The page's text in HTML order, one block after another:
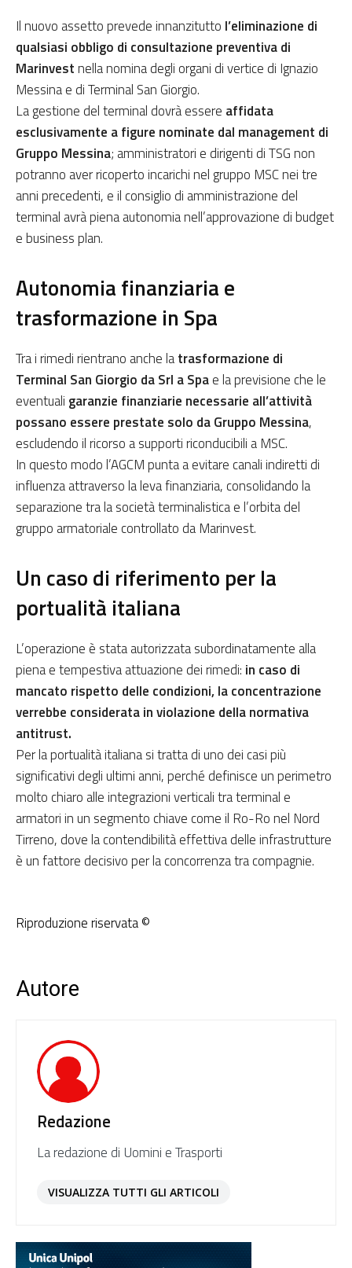
Il nuovo assetto prevede innanzitutto l’eliminazione di
qualsiasi obbligo di consultazione preventiva di
Marinvestnella nomina degli organi di vertice di Ignazio
Messina e di Terminal San Giorgio.
La gestione del terminal dovrà essere affidata
esclusivamente a figure nominate dal management di
Gruppo Messina; amministratori e dirigenti di TSG non
potranno aver ricoperto incarichi nel gruppo MSC nei tre
anni precedenti, e il consiglio di amministrazione del
terminal avrà piena autonomia nell’approvazione di budget
e business plan.
Autonomia finanziaria e
trasformazione in Spa
Tra i rimedi rientrano anche latrasformazione di
Terminal San Giorgio da Srl a Spae la previsione che le
eventuali garanzie finanziarie necessarie all’attività
possano essere prestate solo da Gruppo Messina,
escludendo il ricorso a supporti riconducibili a MSC.
In questo modo l’AGCM punta a evitare canali indiretti di
influenza attraverso la leva finanziaria, consolidando la
separazione tra la società terminalistica e l’orbita del
gruppo armatoriale controllato da Marinvest.
Un caso di riferimento per la
portualità italiana
L’operazione è stata autorizzata subordinatamente alla
piena e tempestiva attuazione dei rimedi: in caso di
mancato rispetto delle condizioni, la concentrazione
verrebbe considerata in violazione della normativa
antitrust.
Per la portualità italiana si tratta di uno dei casi più
significativi degli ultimi anni, perché definisce un perimetro
molto chiaro alle integrazioni verticali tra terminal e
armatori in un segmento chiave come il Ro-Ro nel Nord
Tirreno, dove la contendibilità effettiva delle infrastrutture
è un fattore decisivo per la concorrenza tra compagnie.
Riproduzione riservata ©
Autore
Redazione
La redazione di Uomini e Trasporti
VISUALIZZA TUTTI GLI ARTICOLI